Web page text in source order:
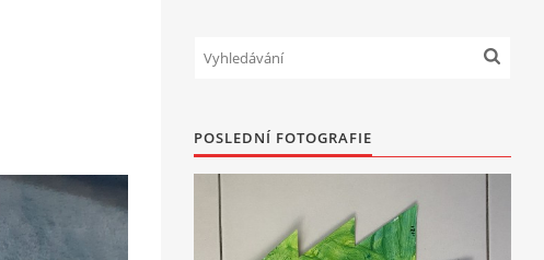
POSLEDNÍ FOTOGRAFIE